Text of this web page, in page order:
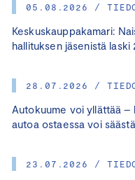
05.08.2026 /
Keskuskauppakamari:
hallituksen jäsenistä laski
28.07.2026 /
Autokuume voi yllättää
autoa ostaessa voi
23.07.2026 /